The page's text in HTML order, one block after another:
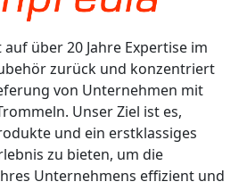
über 20 Jahre Expertise im
zurück und konzentriert
von Unternehmen mit
Unser Ziel ist es,
und ein erstklassiges
zu bieten, um die
Unternehmens effizient und